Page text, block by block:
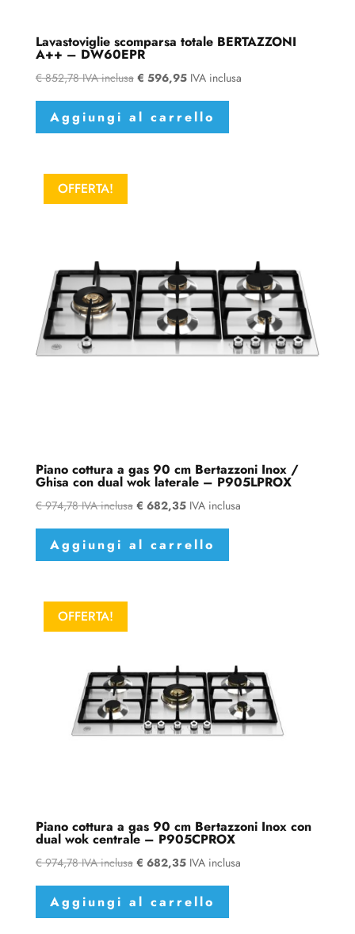
Lavastoviglie scomparsa totale BERTAZZONI
A++ – DW60EPR
€852,78 IVA inclusa € 596,95 IVA inclusa
Aggiungi al carrello
OFFERTA!
Piano cottura a gas 90 cm Bertazzoni Inox /
Ghisa con dual wok laterale – P905LPROX
€974,78 IVA inclusa € 682,35 IVA inclusa
Aggiungi al carrello
OFFERTA!
Piano cottura a gas 90 cm Bertazzoni Inox con
dual wok centrale – P905CPROX
€974,78 IVA inclusa € 682,35 IVA inclusa
Aggiungi al carrello